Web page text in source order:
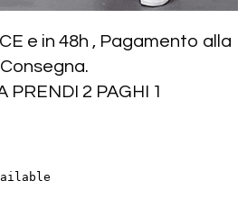
e in 48h , Pagamento alla
Consegna.
PRENDI 2 PAGHI 1